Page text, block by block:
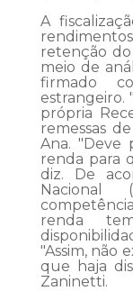
A
retenção
meio de
firmado
própria
remessas
Ana. "Deve
renda para
diz. De
Nacional
renda
"Assim, não
que haja
Zaninetti.